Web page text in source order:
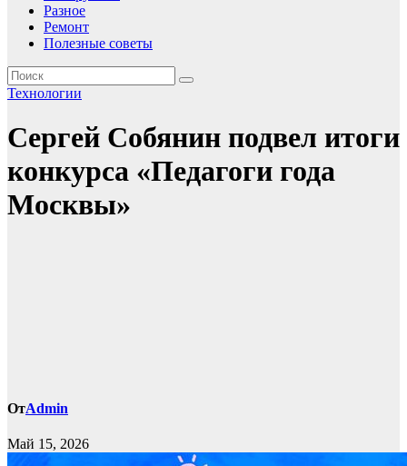
Разное
Ремонт
Полезные советы
Технологии
Сергей Собянин подвел итоги
конкурса «Педагоги года
Москвы»
ОтAdmin
Май 15, 2026